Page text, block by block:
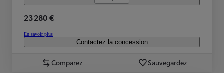
23 280 €
En savoir plus
Contactez la concession
Comparez Sauvegardez